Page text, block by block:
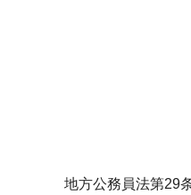
地方公務員法第29